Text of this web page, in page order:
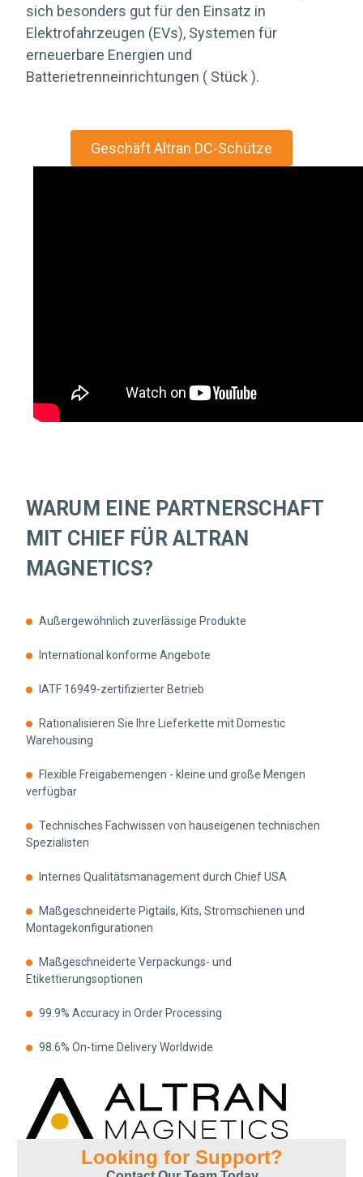
sich besonders gut für den Einsatz in
Elektrofahrzeugen (EVs), Systemen für
erneuerbare Energien und
Batterietrenneinrichtungen ( Stück ).
Geschäft Altran DC-Schütze
WARUM EINE PARTNERSCHAFT
MIT CHIEF FÜR ALTRAN
MAGNETICS?
Außergewöhnlich zuverlässige Produkte
International konforme Angebote
IATF 16949-zertifizierter Betrieb
Rationalisieren Sie Ihre Lieferkette mit Domestic
Warehousing
Flexible Freigabemengen - kleine und große Mengen
verfügbar
Technisches Fachwissen von hauseigenen technischen
Spezialisten
Internes Qualitätsmanagement durch Chief USA
Maßgeschneiderte Pigtails, Kits, Stromschienen und
Montagekonfigurationen
Maßgeschneiderte Verpackungs- und
Etikettierungsoptionen
99.9% Accuracy in Order Processing
98.6% On-time Delivery Worldwide